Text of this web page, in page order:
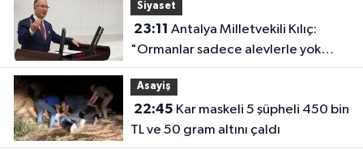
Siyaset
23:11
"Ormanlar sadece alevlerle yok
olmuyor"
Asayiş
22:45
TL ve 50 gram altını çaldı